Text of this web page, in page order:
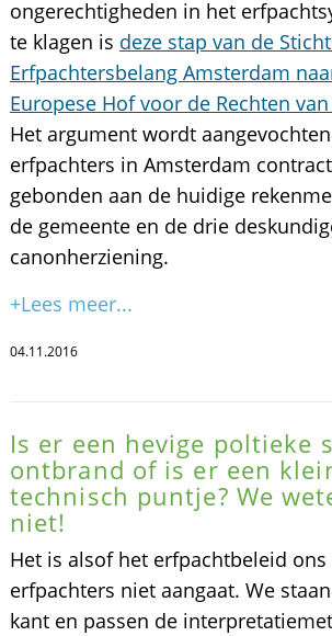
ongerechtigheden in het
te klagen is deze stap van de
Erfpachtersbelang Amsterdam
Europese Hof voor de Rechten
Het argument wordt
erfpachters in Amsterdam
gebonden aan de huidige
de gemeente en de drie
canonherziening.
+Lees meer...
04.11.2016
Is er een hevige poltieke
ontbrand of is er een
technisch puntje? We
niet!
Het is alsof het erfpachtbeleid ons
erfpachters niet aangaat. We
kant en passen de